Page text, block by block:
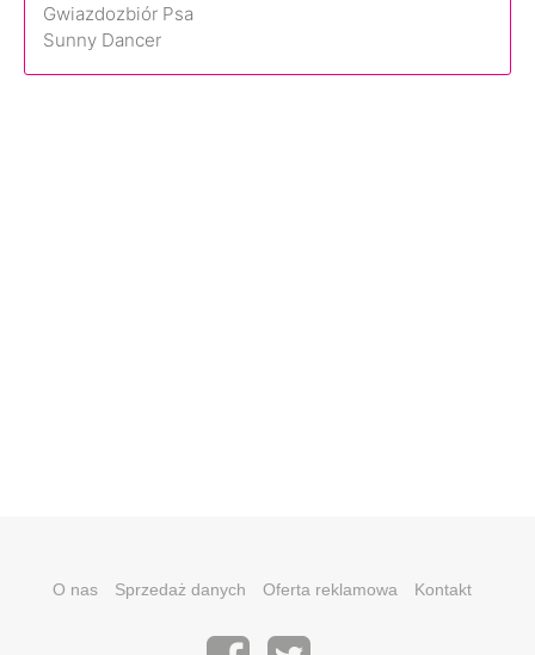
Gwiazdozbiór Psa
Sunny Dancer
O nas Sprzedaż danych Oferta reklamowa Kontakt